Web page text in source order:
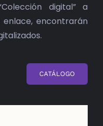
digital” a
enlace, encontrarán
CATÁLOGO